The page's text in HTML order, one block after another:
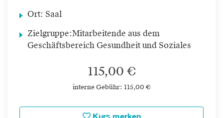
Ort: Saal
Zielgruppe:Mitarbeitende aus dem
Geschäftsbereich Gesundheit und Soziales
115,00 €
interne Gebühr: 115,00 €
Kurs merken